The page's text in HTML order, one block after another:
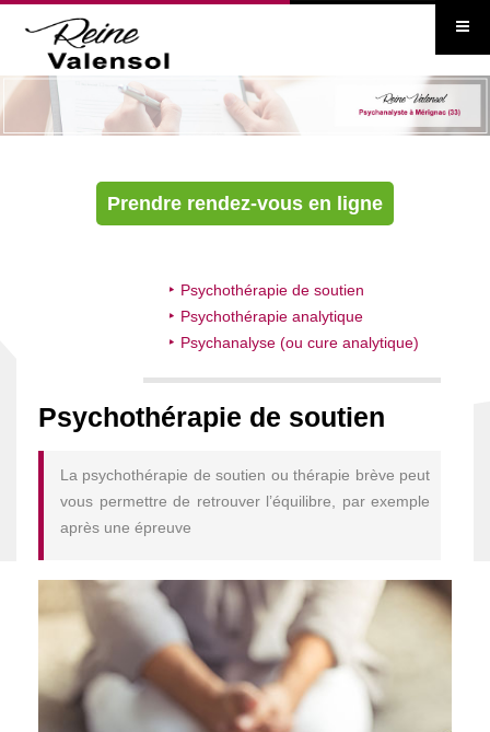
Prendre rendez-vous en ligne
Psychothérapie de soutien
Psychothérapie analytique
Psychanalyse (ou cure analytique)
Psychothérapie de soutien
La psychothérapie de soutien ou thérapie brève peut
vous permettre de retrouver l’équilibre, par exemple
après une épreuve